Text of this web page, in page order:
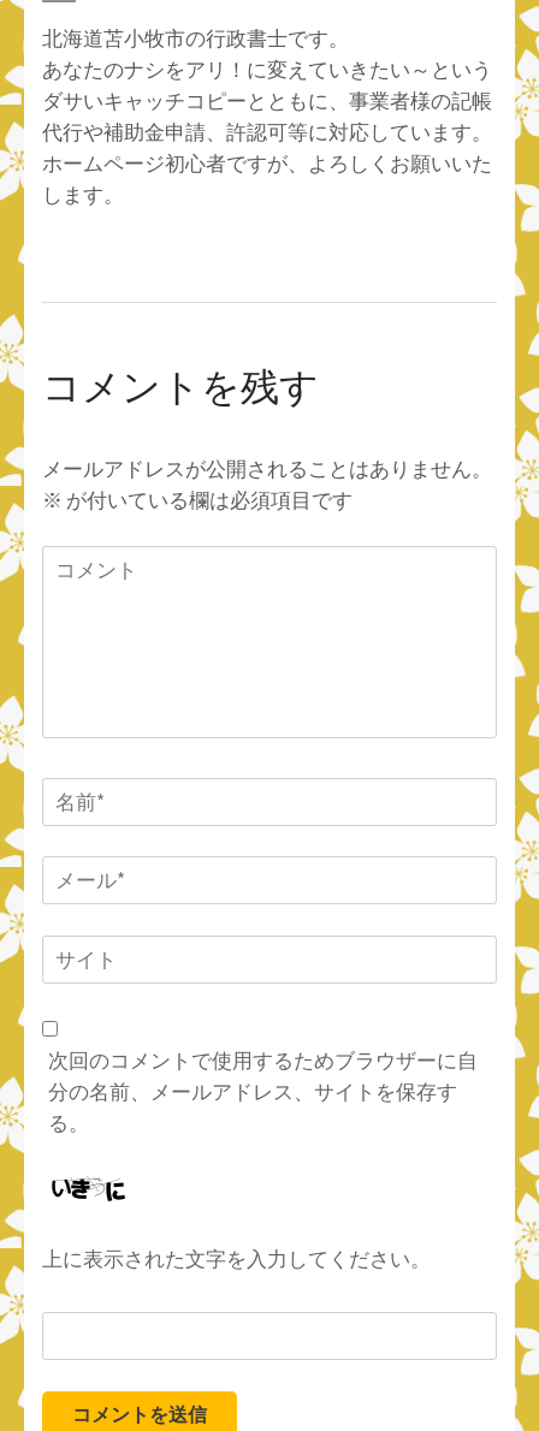
北海道苫小牧市の行政書士です。
あなたのナシをアリ！に変えていきたい～という
ダサいキャッチコピーとともに、事業者様の記帳
代行や補助金申請、許認可等に対応しています。
ホームページ初心者ですが、よろしくお願いいた
します。
コメントを残す
メールアドレスが公開されることはありません。
※ が付いている欄は必須項目です
コ
名
前
*
ー
ル
サ
イ
次回のコメントで使用するためブラウザーに自
分の名前、メールアドレス、サイトを保存す
る。
上に表示された文字を入力してください。